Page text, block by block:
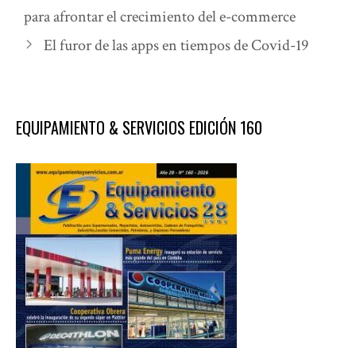
para afrontar el crecimiento del e-commerce
El furor de las apps en tiempos de Covid-19
EQUIPAMIENTO & SERVICIOS EDICIÓN 160